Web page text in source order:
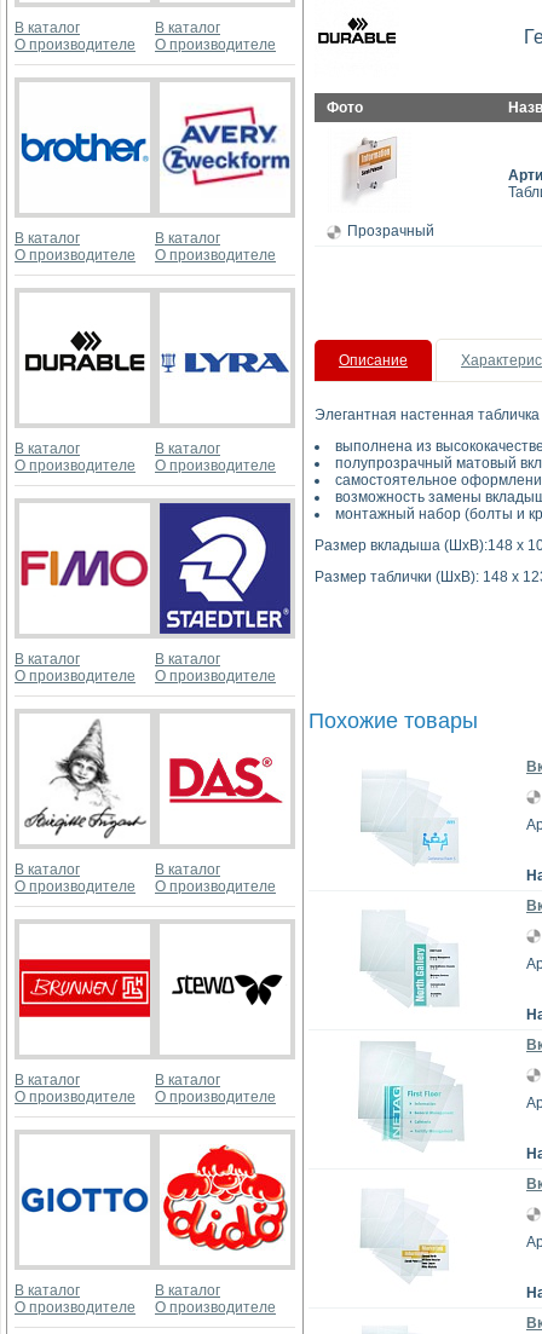
В каталог
О производителе
В каталог
О производителе
В каталог
О производителе
В каталог
О производителе
В каталог
О производителе
В каталог
О производителе
В каталог
О производителе
В каталог
О производителе
В каталог
О производителе
В каталог
О производителе
В каталог
О производителе
В каталог
О производителе
В каталог
О производителе
В каталог
О производителе
Фото
Прозрачный
Описание
Элегантная настенная
выполнена из
полупрозрачный матовый
самостоятельное
возможность замены
монтажный набор (болты и
Размер вкладыша (ШхВ):148 х
Размер таблички (ШхВ): 148 х
Похожие товары